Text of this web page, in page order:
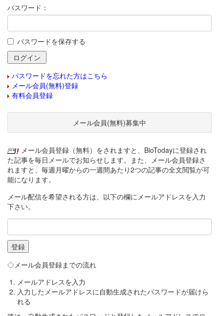
パスワード：
パスワードを保存する
パスワードを忘れた方はこちら
メール会員(無料)登録
有料会員登録
メール会員(無料)募集中
メール会員登録（無料）をされますと、BioTodayに登録され
た記事を毎日メールでお知らせします。また、メール会員登録さ
れますと、毎週月曜からの一週間あたり2つの記事の全文閲覧が可
能になります。
メール配信を希望される方は、以下の欄にメールアドレスを入力
下さい。
◇メール会員登録までの流れ
メールアドレスを入力
入力したメールアドレスに自動生成されたパスワードが届けら
れる